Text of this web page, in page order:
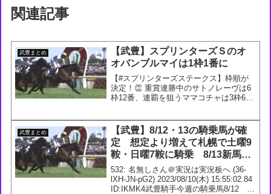
関連記事
武豊まとめ
【武豊】スプリンターズＳのオ
オバンブルマイは1枠1番に
【#スプリンターズステークス】枠順が
決定！👏 重賞連勝中のサトノレーヴは6
枠12番、連覇を狙うママコチャは3枠6
pic.twitter.com/MQHSyXsf6k...
武豊まとめ
【武豊】8/12・13の騎乗馬が確
定 想定より増えて札幌で土曜9
鞍・日曜7鞍に騎乗 8/13新馬で
セイウンマカロン・UHB賞はロ
ードマックスに騎乗
532: 名無しさん＠実況は実況板へ (36-
lXH-JN-pG2) 2023/08/10(木) 15:55:02.84
ID:IKMK4武豊騎手今週の騎乗馬8/12 2